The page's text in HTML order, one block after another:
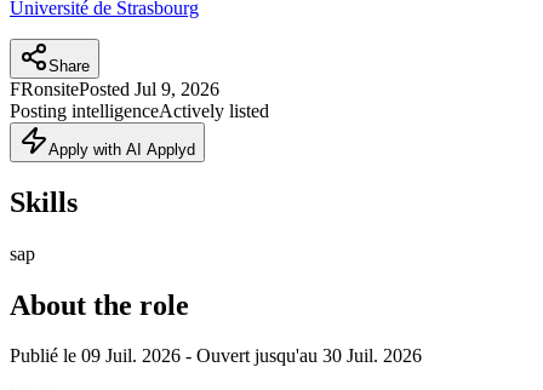
Université de Strasbourg
Share
FRonsitePosted Jul 9, 2026
Posting intelligenceActively listed
Apply with AI Applyd
Skills
sap
About the role
Publié le 09 Juil. 2026 - Ouvert jusqu'au 30 Juil. 2026